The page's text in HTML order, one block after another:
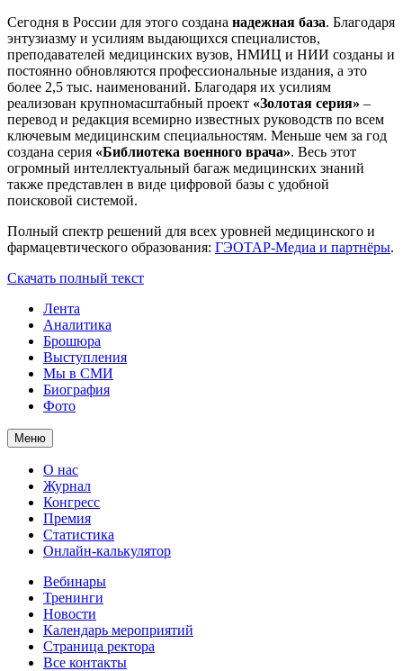
Сегодня в России для этого создана надежная база. Благодаря
энтузиазму и усилиям выдающихся специалистов,
преподавателей медицинских вузов, НМИЦ и НИИ созданы и
постоянно обновляются профессиональные издания, а это
более 2,5 тыс. наименований. Благодаря их усилиям
реализован крупномасштабный проект «Золотая серия» –
перевод и редакция всемирно известных руководств по всем
ключевым медицинским специальностям. Меньше чем за год
создана серия «Библиотека военного врача». Весь этот
огромный интеллектуальный багаж медицинских знаний
также представлен в виде цифровой базы с удобной
поисковой системой.
Полный спектр решений для всех уровней медицинского и
фармацевтического образования: ГЭОТАР-Медиа и партнёры.
Скачать полный текст
Лента
Аналитика
Брошюра
Выступления
Мы в СМИ
Биография
Фото
Меню
О нас
Журнал
Конгресс
Премия
Статистика
Онлайн-калькулятор
Вебинары
Тренинги
Новости
Календарь мероприятий
Страница ректора
Все контакты